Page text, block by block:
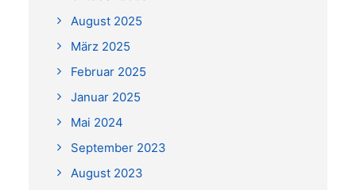
August 2025
März 2025
Februar 2025
Januar 2025
Mai 2024
September 2023
August 2023